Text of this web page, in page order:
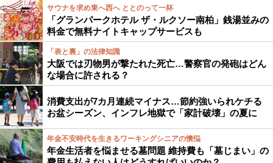
サウナを求め東へ西へ ととのって一杯
「グランパークホテル ザ・ルクソー南柏」銭湯並みの
料金で無料ナイトキャップサービスも
「表と裏」の法律知識
大阪では刃物男が撃たれた死亡…警察官の発砲はどん
な場合に許される？
消費支出が7カ月連続マイナス…節約強いられケチる
お盆シーズン、インフレ地獄で「家計破壊」の夏に
年金不安時代を生きるワーキングシニアの懊悩
年金生活者を悩ませる墓問題 維持費も「墓じまい」の